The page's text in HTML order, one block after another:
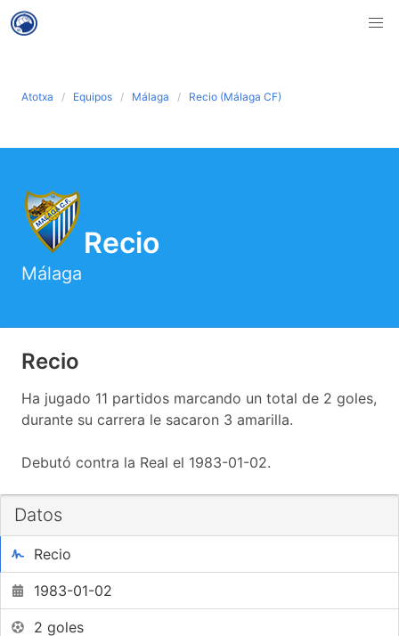
Atotxa Equipos Málaga Recio (Málaga CF)
Recio
Málaga
Recio
Ha jugado 11 partidos marcando un total de 2 goles,
durante su carrera le sacaron 3 amarilla.
Debutó contra la Real el 1983-01-02.
Datos
Recio
1983-01-02
2 goles